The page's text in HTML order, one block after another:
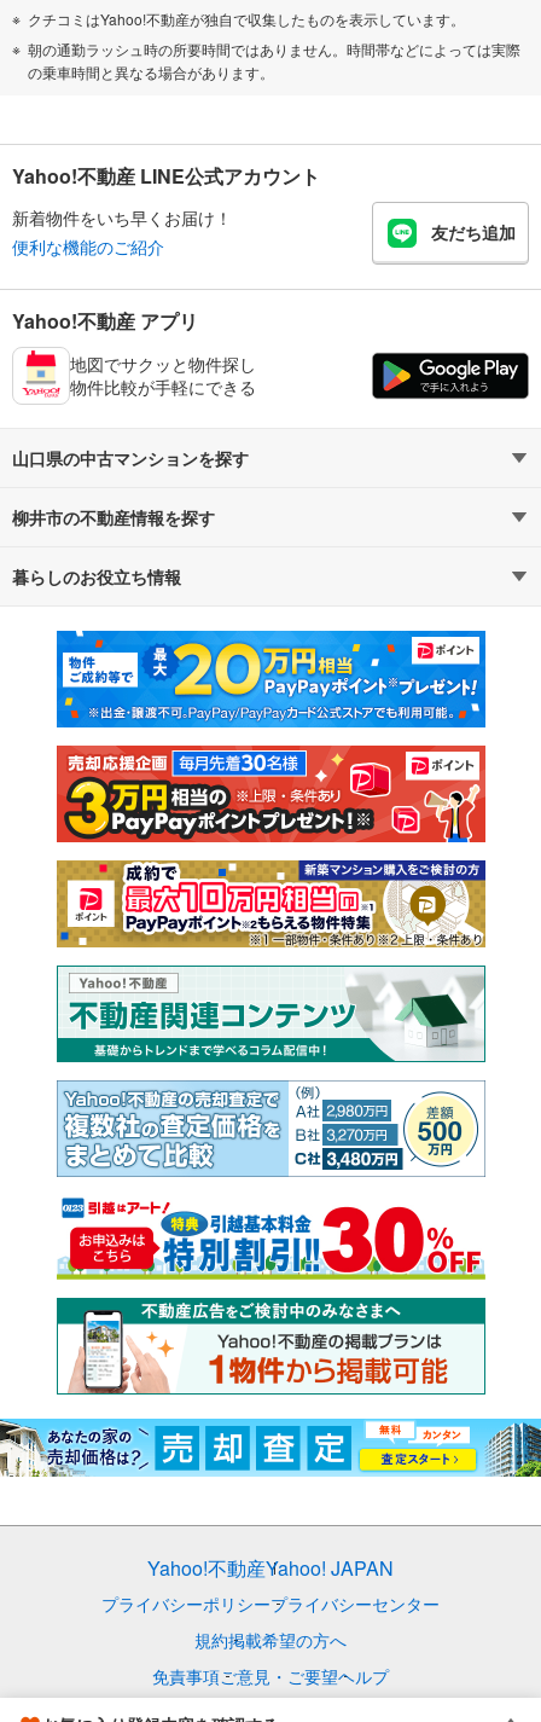
クチコミはYahoo!不動産が独自で収集したものを表示しています。
朝の通勤ラッシュ時の所要時間ではありません。時間帯などによっては実際
の乗車時間と異なる場合があります。
Yahoo!不動産 LINE公式アカウント
新着物件をいち早くお届け！
便利な機能のご紹介
友だち追加
Yahoo!不動産 アプリ
地図でサクッと物件探し
物件比較が手軽にできる
山口県の中古マンションを探す
路線・駅から探す
通勤・通学時間から探す
柳井市の不動産情報を探す
不動産・住宅
新築マンション 中古マンション
新築一戸建て 中古一戸建て
注文住宅 土地
売却査定
暮らしのお役立ち情報
マンションカタログ 教えて！住まいの先生
Yahoo!不動産Yahoo! JAPAN
プライバシーポリシープライバシーセンター
規約掲載希望の方へ
免責事項ご意見・ご要望ヘルプ
© LY Corporation